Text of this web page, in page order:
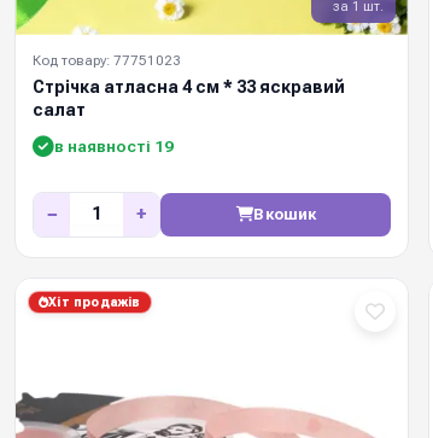
за 1 шт.
Код товару: 77751023
Стрічка атласна 4 см * 33 яскравий
салат
в наявності 19
− + В кошик
Хіт продажів